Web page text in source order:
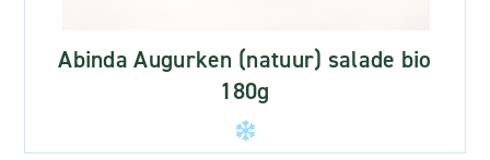
Abinda Augurken (natuur) salade bio
180g